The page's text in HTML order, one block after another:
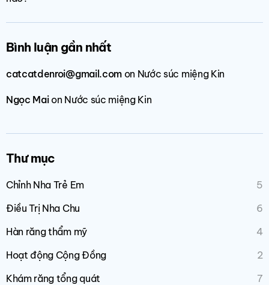
Bình luận gần nhất
catcatdenroi@gmail.comon Nước súc miệng Kin
Ngọc Maion Nước súc miệng Kin
Thư mục
Chỉnh Nha Trẻ Em
5
Điều Trị Nha Chu
6
Hàn răng thẩm mỹ
4
Hoạt động Cộng Đồng
2
Khám răng tổng quát
7